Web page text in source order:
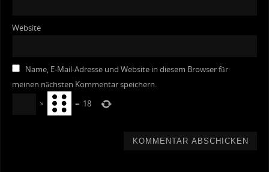
Website
Name, E-Mail-Adresse und Website in diesem Browser für
meinen nächsten Kommentar speichern.
×
= 18